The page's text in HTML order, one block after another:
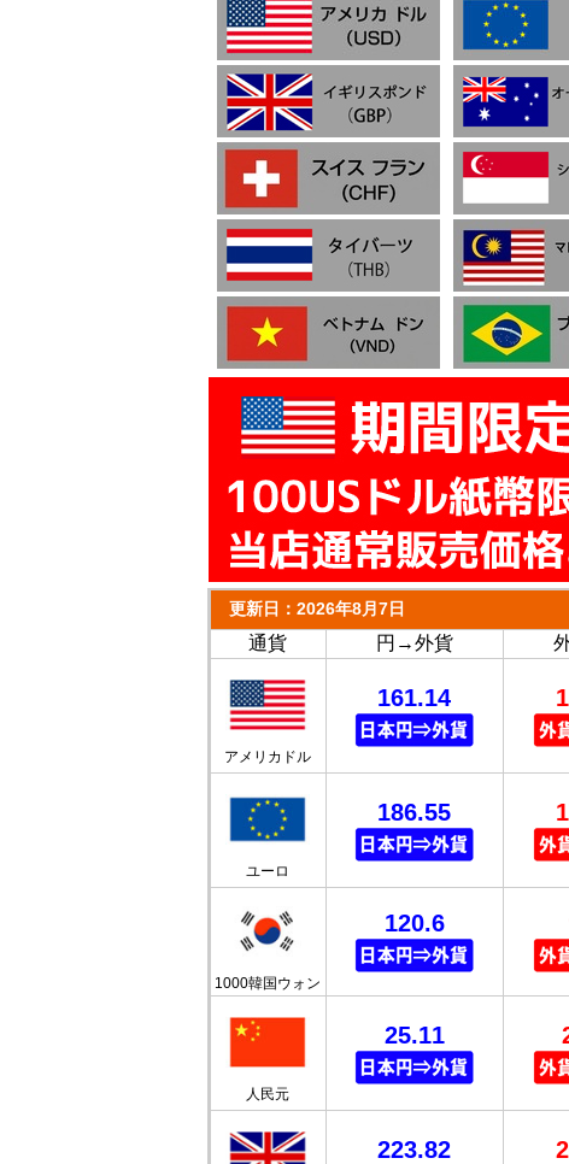
更新日：2026年8月7日
通貨 円→外貨
アメリカドル
161.14
ユーロ
186.55
1000韓国ウォン
120.6
人民元
25.11
223.82